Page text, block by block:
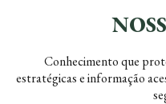
Conhecimento que
estratégicas e informação